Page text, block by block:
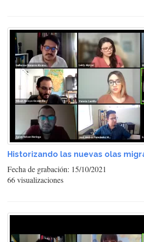
Historizando las nuevas olas
Fecha de grabación: 15/10/2021
66 visualizaciones